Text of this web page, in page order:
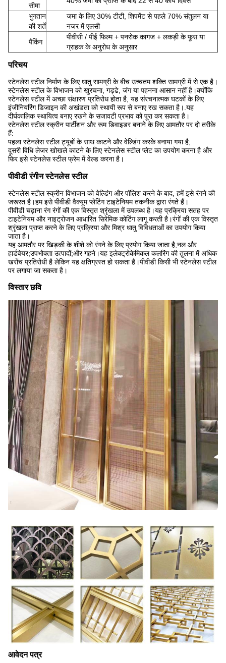
सीमा
भुगतान
की शर्तें
जमा के लिए 30% टीटी, शिपमेंट से पहले 70% संतुलन या
नजर में एलसी
पैकिंग
पीवीसी / पीई फिल्म + पनरोक कागज + लकड़ी के फूस या
ग्राहक के अनुरोध के अनुसार
परिचय
स्टेनलेस स्टील निर्माण के लिए धातु सामग्री के बीच उच्चतम शक्ति सामग्री में से एक है।
स्टेनलेस स्टील के विभाजन को खुरचना, गड्ढे, जंग या पहनना आसान नहीं है।क्योंकि
स्टेनलेस स्टील में अच्छा संक्षारण प्रतिरोध होता है, यह संरचनात्मक घटकों के लिए
इंजीनियरिंग डिजाइन की अखंडता को स्थायी रूप से बनाए रख सकता है।.यह
दीर्घकालिक स्थायित्व बनाए रखने के सजावटी प्रभाव को पूरा कर सकता है।
स्टेनलेस स्टील स्क्रीन पार्टीशन और रूम डिवाइडर बनाने के लिए आमतौर पर दो तरीके
हैं:
पहला स्टेनलेस स्टील ट्यूबों के साथ काटने और वेल्डिंग करके बनाया गया है;
दूसरी विधि लेजर खोखले काटने के लिए स्टेनलेस स्टील प्लेट का उपयोग करना है और
फिर इसे स्टेनलेस स्टील फ्रेम में वेल्ड करना है।
पीवीडी रंगीन स्टेनलेस स्टील
स्टेनलेस स्टील स्क्रीन विभाजन को वेल्डिंग और पॉलिश करने के बाद, हमें इसे रंगने की
जरूरत है।हम इसे पीवीडी वैक्यूम प्लेटिंग टाइटेनियम तकनीक द्वारा रंगते हैं।
पीवीडी चढ़ाना रंग रंगों की एक विस्तृत श्रृंखला में उपलब्ध है।यह प्रक्रिया सतह पर
टाइटेनियम और नाइट्रोजन आधारित सिरेमिक कोटिंग लागू करती है।रंगों की एक विस्तृत
श्रृंखला प्राप्त करने के लिए प्रक्रिया और मिश्र धातु विविधताओं का उपयोग किया
जाता है।
यह आमतौर पर खिड़की के शीशे को रंगने के लिए प्रयोग किया जाता है;नल और
हार्डवेयर;उपभोक्ता उत्पादों;और गहने।यह इलेक्ट्रोकेमिकल कलरिंग की तुलना में अधिक
खरोंच प्रतिरोधी है लेकिन यह क्षतिग्रस्त हो सकता है।पीवीडी किसी भी स्टेनलेस स्टील
पर लगाया जा सकता है।
विस्तार छवि
आवेदन पत्र